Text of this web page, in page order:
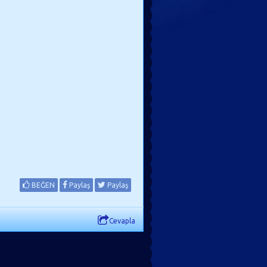
BEĞEN Paylaş Paylaş
Cevapla